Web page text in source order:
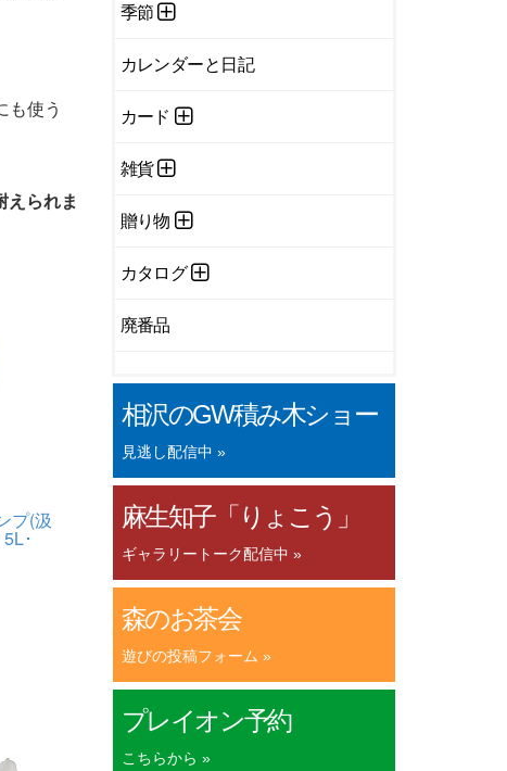
も使う
えられま
プ(汲
･
季節
カレンダーと日記
カード
雑貨
贈り物
カタログ
廃番品
相沢のGW積み木ショー
見逃し配信中 »
麻生知子「りょこう」
ギャラリートーク配信中 »
森のお茶会
遊びの投稿フォーム »
プレイオン予約
こちらから »